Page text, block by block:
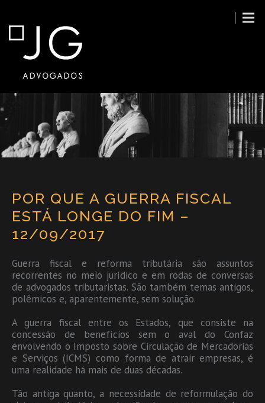
POR QUE A GUERRA FISCAL
ESTÁ LONGE DO FIM –
12/09/2017
Guerra fiscal e reforma tributária são assuntos
recorrentes no meio jurídico e em rodas de conversas
de advogados tributaristas. São também temas antigos,
polêmicos e, aparentemente, sem solução.
A guerra fiscal entre os Estados, que consiste na
concessão de benefícios sem o aval do Confaz
envolvendo o Imposto sobre Circulação de Mercadorias
e Serviços (ICMS) como forma de atrair empresas, é
uma realidade há mais de duas décadas.
Tão antiga quanto, a necessidade de reformulação do